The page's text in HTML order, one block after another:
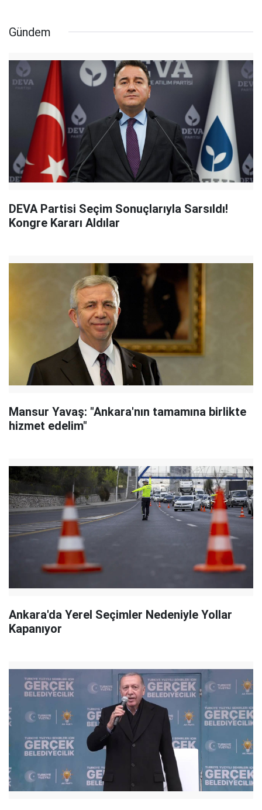
Gündem
DEVA Partisi Seçim Sonuçlarıyla Sarsıldı!
Kongre Kararı Aldılar
Mansur Yavaş: "Ankara'nın tamamına birlikte
hizmet edelim"
Ankara'da Yerel Seçimler Nedeniyle Yollar
Kapanıyor